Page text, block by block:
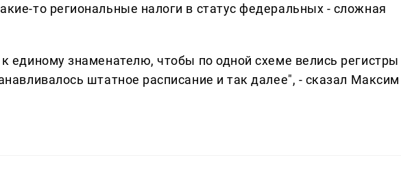
то региональные налоги в статус федеральных - сложная
единому знаменателю, чтобы по одной схеме велись регистры
штатное расписание и так далее", - сказал Максим